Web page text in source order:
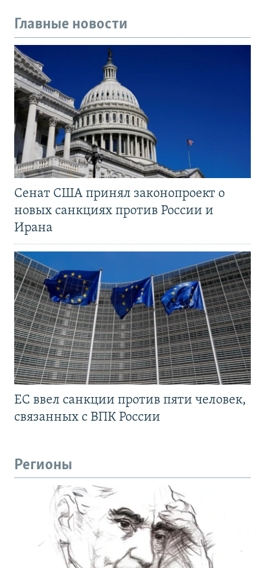
Главные новости
Сенат США принял законопроект о
новых санкциях против России и
Ирана
ЕС ввел санкции против пяти человек,
связанных с ВПК России
Регионы